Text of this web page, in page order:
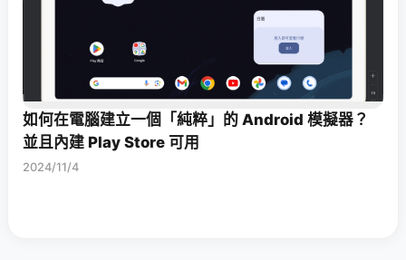
如何在電腦建立一個「純粹」的 Android 模擬器？
並且內建 Play Store 可用
2024/11/4